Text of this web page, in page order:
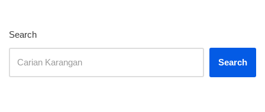
Search
Search